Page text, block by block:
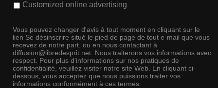
Customized online advertising
Vous pouvez changer d'avis à tout moment en cliquant sur le
lien Se désinscrire situé le pied de page de tout e-mail que vous
recevez de notre part, ou en nous contactant à
diffusion@libredesprit.net. Nous traiterons vos informations avec
respect. Pour plus d'informations sur nos pratiques de
confidentialité, veuillez visiter notre site Web. En cliquant ci-
dessous, vous acceptez que nous puissions traiter vos
informations conformément à ces termes.